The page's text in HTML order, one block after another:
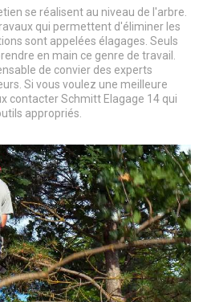
se réalisent au niveau de l'arbre.
qui permettent d'éliminer les
sont appelées élagages. Seuls
en main ce genre de travail.
de convier des experts
Si vous voulez une meilleure
contacter Schmitt Elagage 14 qui
appropriés.